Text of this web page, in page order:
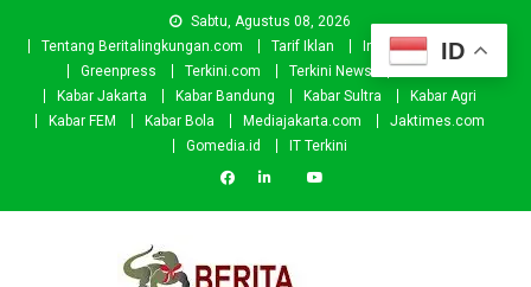
Sabtu, Agustus 08, 2026
Tentang Beritalingkungan.com
Tarif Iklan Investor
Donasi
Greenpress
Terkini.com Terkini News
Kabar.id
Kabar Jakarta
Kabar Bandung Kabar Sultra
Kabar Agri
Kabar FEM
Kabar Bola Mediajakarta.com
Jaktimes.com
Gomedia.id
IT Terkini
ID